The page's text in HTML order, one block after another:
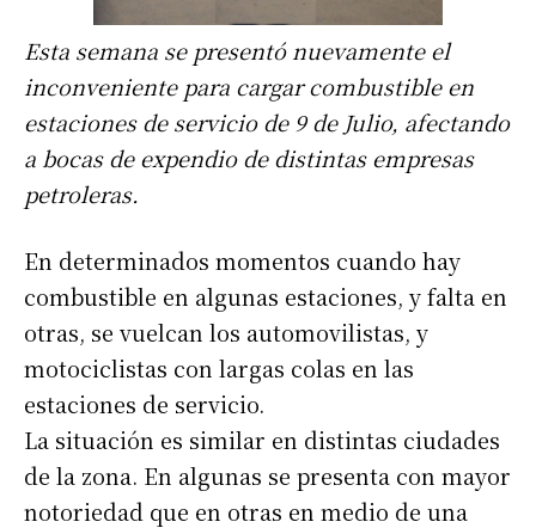
Esta semana se presentó nuevamente el
inconveniente para cargar combustible en
estaciones de servicio de 9 de Julio, afectando
a bocas de expendio de distintas empresas
petroleras.
En determinados momentos cuando hay
combustible en algunas estaciones, y falta en
otras, se vuelcan los automovilistas, y
motociclistas con largas colas en las
estaciones de servicio.
La situación es similar en distintas ciudades
de la zona. En algunas se presenta con mayor
notoriedad que en otras en medio de una